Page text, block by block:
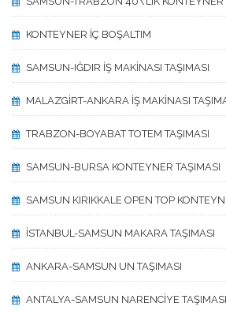
KONTEYNER İÇ BOŞALTIM
SAMSUN-IĞDIR İŞ MAKİNASI TAŞIMASI
MALAZGİRT-ANKARA İŞ MAKİNASI
TRABZON-BOYABAT TOTEM TAŞIMASI
SAMSUN-BURSA KONTEYNER TAŞIMASI
SAMSUN KIRIKKALE OPEN TOP
İSTANBUL-SAMSUN MAKARA TAŞIMASI
ANKARA-SAMSUN UN TAŞIMASI
ANTALYA-SAMSUN NARENCİYE TAŞIMASI